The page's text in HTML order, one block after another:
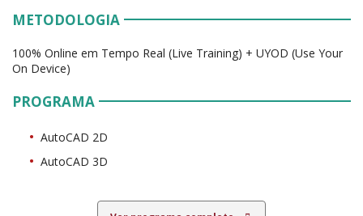
METODOLOGIA
100% Online em Tempo Real (Live Training) + UYOD (Use Your
On Device)
PROGRAMA
AutoCAD 2D
AutoCAD 3D